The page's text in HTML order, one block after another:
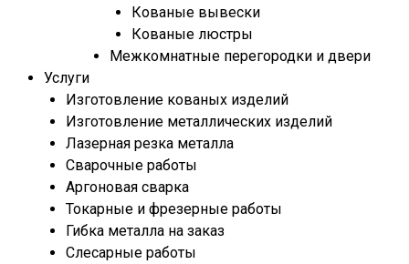
Кованые вывески
Кованые люстры
Межкомнатные перегородки и двери
Услуги
Изготовление кованых изделий
Изготовление металлических изделий
Лазерная резка металла
Сварочные работы
Аргоновая сварка
Токарные и фрезерные работы
Гибка металла на заказ
Слесарные работы